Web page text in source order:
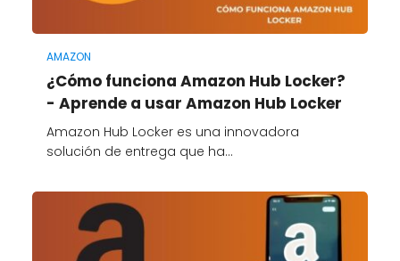
AMAZON
¿Cómo funciona Amazon Hub Locker?
- Aprende a usar Amazon Hub Locker
Amazon Hub Locker es una innovadora
solución de entrega que ha…